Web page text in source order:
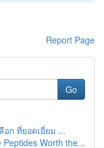
Report Page
Go
อก ที่ยอดเยี่ยม ...
Worth the...